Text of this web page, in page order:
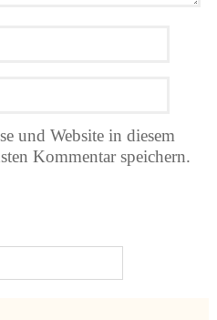
und Website in diesem
Kommentar speichern.